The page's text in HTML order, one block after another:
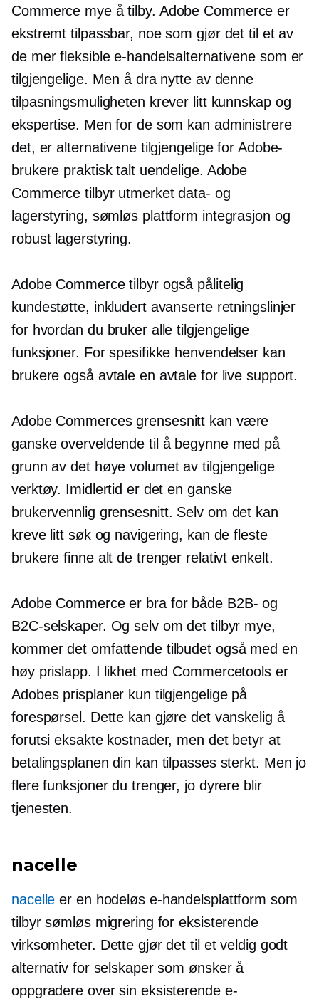
Commerce mye å tilby. Adobe Commerce er
ekstremt tilpassbar, noe som gjør det til et av
de mer fleksible e-handelsalternativene som er
tilgjengelige. Men å dra nytte av denne
tilpasningsmuligheten krever litt kunnskap og
ekspertise. Men for de som kan administrere
det, er alternativene tilgjengelige for Adobe-
brukere praktisk talt uendelige. Adobe
Commerce tilbyr utmerket data- og
lagerstyring, sømløs plattform integrasjon og
robust lagerstyring.
Adobe Commerce tilbyr også pålitelig
kundestøtte, inkludert avanserte retningslinjer
for hvordan du bruker alle tilgjengelige
funksjoner. For spesifikke henvendelser kan
brukere også avtale en avtale for live support.
Adobe Commerces grensesnitt kan være
ganske overveldende til å begynne med på
grunn av det høye volumet av tilgjengelige
verktøy. Imidlertid er det en ganske
brukervennlig grensesnitt. Selv om det kan
kreve litt søk og navigering, kan de fleste
brukere finne alt de trenger relativt enkelt.
Adobe Commerce er bra for både B2B- og
B2C-selskaper. Og selv om det tilbyr mye,
kommer det omfattende tilbudet også med en
høy prislapp. I likhet med Commercetools er
Adobes prisplaner kun tilgjengelige på
forespørsel. Dette kan gjøre det vanskelig å
forutsi eksakte kostnader, men det betyr at
betalingsplanen din kan tilpasses sterkt. Men jo
flere funksjoner du trenger, jo dyrere blir
tjenesten.
nacelle
nacelle er en hodeløs e-handelsplattform som
tilbyr sømløs migrering for eksisterende
virksomheter. Dette gjør det til et veldig godt
alternativ for selskaper som ønsker å
oppgradere over sin eksisterende e-